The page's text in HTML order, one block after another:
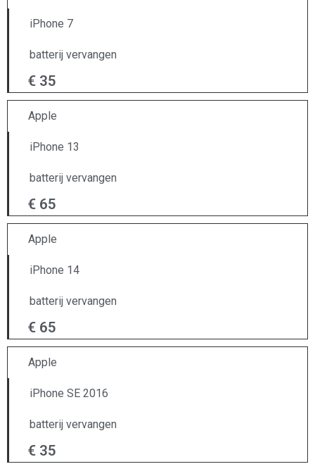
iPhone 7
batterij vervangen
€ 35
Apple
iPhone 13
batterij vervangen
€ 65
Apple
iPhone 14
batterij vervangen
€ 65
Apple
iPhone SE 2016
batterij vervangen
€ 35